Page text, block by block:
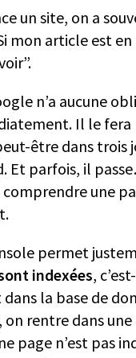
un site, on a
mon article est
n’a aucune
Il le
être dans trois
Et parfois, il
comprendre une
permet
indexées,
la base de
on rentre dans
page n’est pas